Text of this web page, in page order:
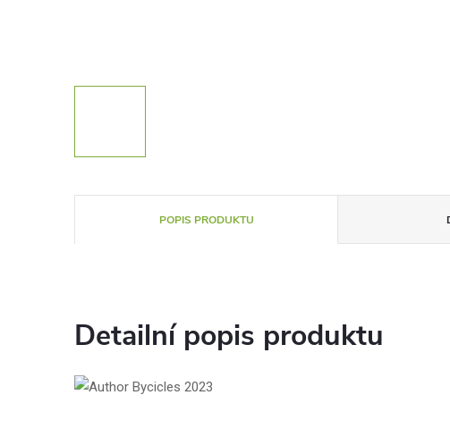
POPIS PRODUKTU
Detailní popis produktu